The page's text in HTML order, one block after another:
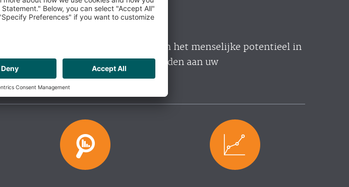
Wij zijn als geen ander in staat om het menselijke potentieel in
uw organisatie naadloos te verbinden aan uw
organisatiestrategie